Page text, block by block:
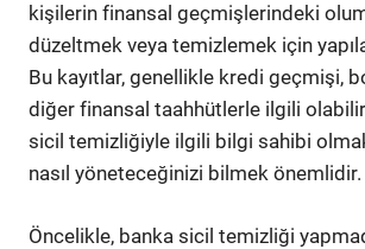
kişilerin finansal geçmişlerindeki
düzeltmek veya temizlemek için
Bu kayıtlar, genellikle kredi geçmişi,
diğer finansal taahhütlerle ilgili
sicil temizliğiyle ilgili bilgi sahibi
nasıl yöneteceğinizi bilmek önemlidir.
Öncelikle, banka sicil temizliği